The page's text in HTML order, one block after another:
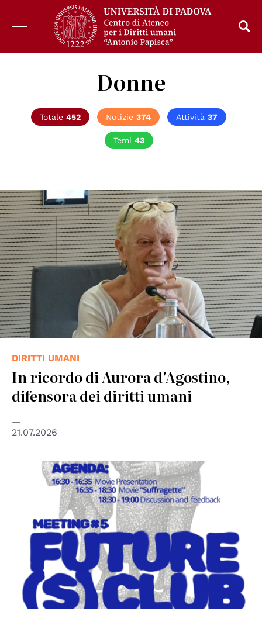
Donne
Totale 452 Notizie 374 Attività 37
Temi 43
DIRITTI UMANI
In ricordo di Aurora d'Agostino,
difensora dei diritti umani
21.07.2026